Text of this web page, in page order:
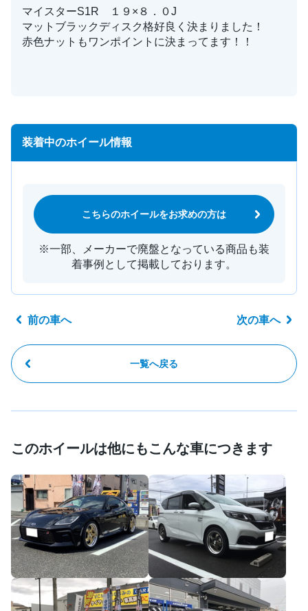
マイスターS1R １９×８．０J
マットブラックディスク格好良く決まりました！
赤色ナットもワンポイントに決まってます！！
装着中のホイール情報
こちらのホイールをお求めの方は
※一部、メーカーで廃盤となっている商品も装
着事例として掲載しております。
前の車へ
一覧へ戻る
次の車へ
このホイールは他にもこんな車につきます